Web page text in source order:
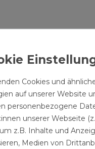
Cookies und
auf unserer Website
personenbezogene
unserer Webseite
z.B. Inhalte und
Medien von